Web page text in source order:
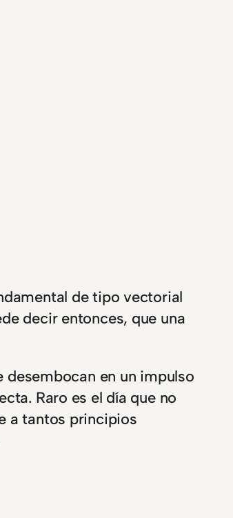
de tipo vectorial
decir entonces, que una
en un impulso
Raro es el día que no
a tantos principios